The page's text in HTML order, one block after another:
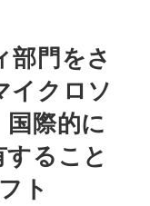
部門をさ
イクロソ
際的に
ること
ト